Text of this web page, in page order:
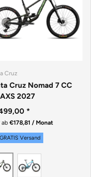
Cruz
Cruz Nomad 7 CC
2027
*
ab €178,81 / Monat
GRATIS Versand
MATTE METALLIC